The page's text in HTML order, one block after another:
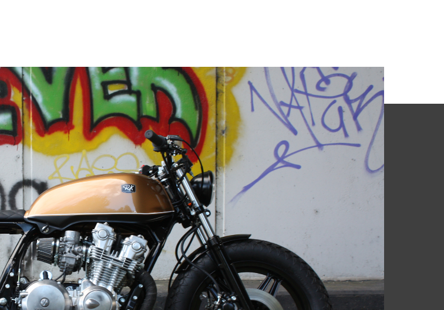
MIJN ACCOUNT
Mijn profiel
Mijn bestellingen
Winkelwagen
SERVICE
The Company
Support
Terms of delivery and
return policy
CONTACT
7711 LV Weth. Reuverslaan
info@marktronics.nl